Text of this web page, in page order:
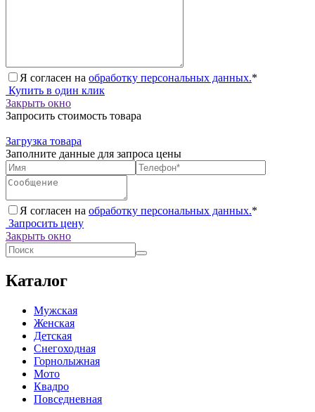
Я согласен на обработку персональных данных.*
Купить в один клик
Закрыть окно
Запросить стоимость товара
Загрузка товара
Заполните данные для запроса цены
Я согласен на обработку персональных данных.*
Запросить цену
Закрыть окно
Каталог
Мужская
Женская
Детская
Снегоходная
Горнолыжная
Мото
Квадро
Повседневная